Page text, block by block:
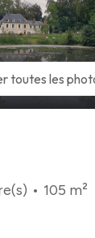
toutes les
105 m²